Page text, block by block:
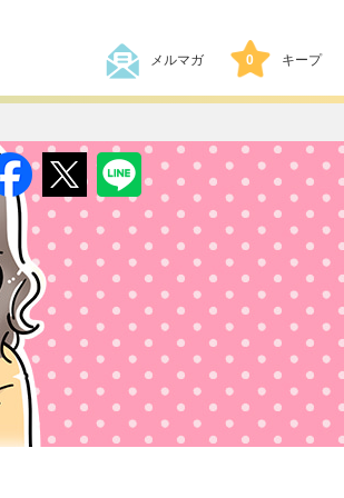
メルマガ 0 キープ